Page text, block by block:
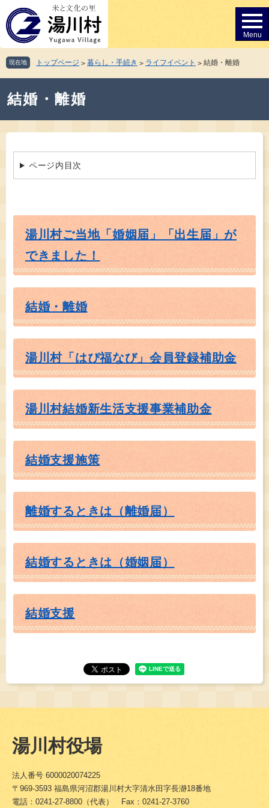
ー
ジ
先
頭
す。
ニ
ュ
を
飛
し
て
本
文
現在地 トップページ > 暮らし・手続き > ライフイベント > 結婚・離婚
文結婚・離婚
ページ内目次
湯川村ご当地「婚姻届」「出生届」が
できました！
結婚・離婚
湯川村「はぴ福なび」会員登録補助金
湯川村結婚新生活支援事業補助金
結婚支援施策
離婚するときは（離婚届）
結婚するときは（婚姻届）
結婚支援
湯川村役場
法人番号 6000020074225
〒969-3593 福島県河沼郡湯川村大字清水田字長瀞18番地
電話：0241-27-8800（代表） Fax：0241-27-3760